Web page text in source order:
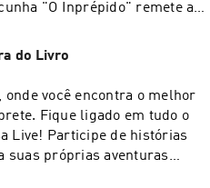
"O Inprépido" remete ao
Kazeo, o Mercenário
compartilhe e siga as
que não vai ter fim! ⚡
do Livro
onde você encontra o melhor
tudo o
Live! Participe de histórias
suas próprias aventuras